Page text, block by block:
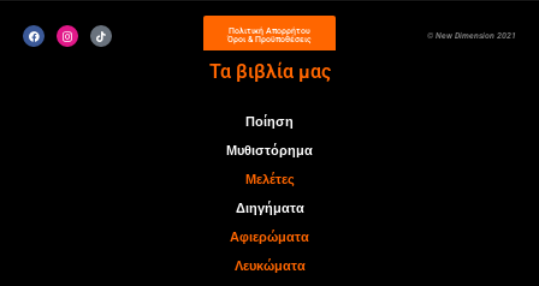
Πολιτική Απορρήτου
Όροι & Προϋποθέσεις
© New Dimension 2021
Τα βιβλία μας
Ποίηση
Μυθιστόρημα
Μελέτες
Διηγήματα
Αφιερώματα
Λευκώματα